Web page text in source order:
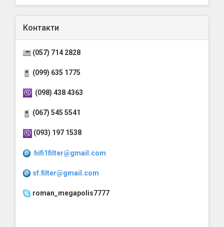
Контакти
(057) 714 2828
(099) 635 1775
(098) 438 4363
(067) 545 5541
(093) 197 1538
hifi1filter@gmail.com
sf.filter@gmail.com
roman_megapolis7777